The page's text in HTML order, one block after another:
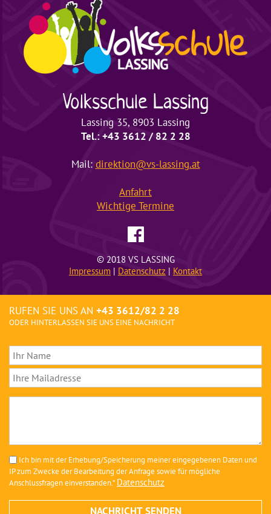
VolksschuleLassing
Lassing 35, 8903 Lassing
Tel.: +43 3612 / 82 2 28
Mail: direktion@vs-lassing.at
Anfahrt
Wichtige Termine
© 2018 VS LASSING
Impressum | Datenschutz | Kontakt
RUFEN SIE UNS AN +43 3612/82 2 28
ODER HINTERLASSEN SIE UNS EINE NACHRICHT
Ich bin mit der Erhebung/Speicherung meiner eingegebenen Daten und
IP zum Zwecke der Bearbeitung der Anfrage sowie für mögliche
Anschlussfragen einverstanden.* Datenschutz